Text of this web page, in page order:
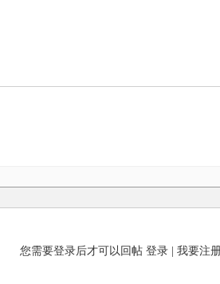
您需要登录后才可以回帖 登录| 我要注